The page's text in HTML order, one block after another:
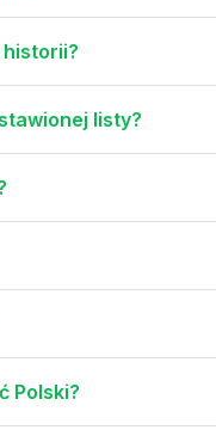
historii?
listy?
Polski?